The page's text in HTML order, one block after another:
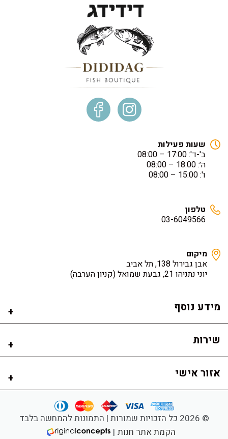
שעות פעילות
ב'-ד': 17:00 – 08:00
ה׳: 18:00 – 08:00
ו': 15:00 – 08:00
טלפון
03-6049566
מיקום
אבן גבירול 138, תל אביב
יוני נתניהו 21, גבעת שמואל
(קניון הערבה)
מידע נוסף
שירות
אזור אישי
© 2026 כל הזכויות שמורות | התמונות להמחשה בלבד
הקמת אתר חנות |